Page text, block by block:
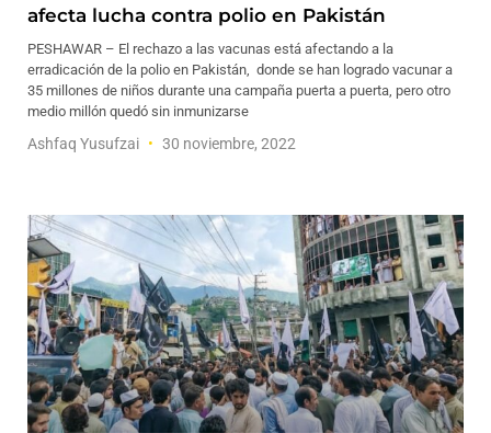
afecta lucha contra polio en Pakistán
PESHAWAR – El rechazo a las vacunas está afectando a la
erradicación de la polio en Pakistán, donde se han logrado vacunar a
35 millones de niños durante una campaña puerta a puerta, pero otro
medio millón quedó sin inmunizarse
Ashfaq Yusufzai 30 noviembre, 2022